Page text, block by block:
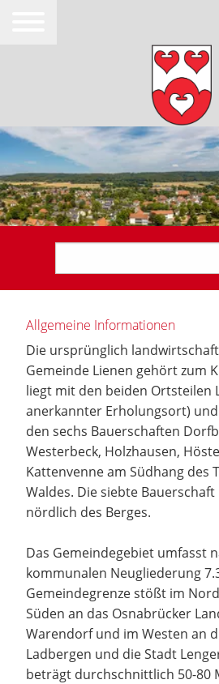
Allgemeine Informationen
Die ursprünglich
Gemeinde Lienen gehört zum
liegt mit den beiden Ortsteilen
anerkannter Erholungsort)
den sechs Bauerschaften
Westerbeck, Holzhausen,
Kattenvenne am Südhang des
Waldes. Die siebte
nördlich des Berges.
Das Gemeindegebiet umfasst
kommunalen Neugliederung
Gemeindegrenze stößt im
Süden an das Osnabrücker
Warendorf und im Westen an
Ladbergen und die Stadt
beträgt durchschnittlich 50-80